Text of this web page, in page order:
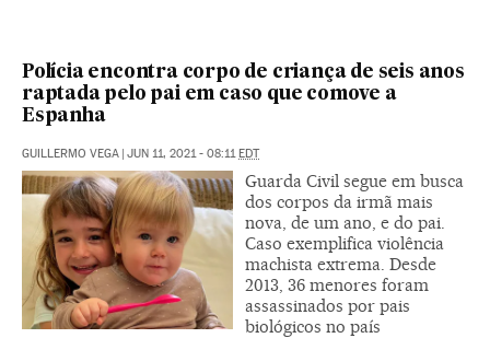
Polícia encontra corpo de criança de seis anos
raptada pelo pai em caso que comove a
Espanha
GUILLERMO VEGA | JUN 11, 2021 - 08:11EDT
Guarda Civil segue em busca
dos corpos da irmã mais
nova, de um ano, e do pai.
Caso exemplifica violência
machista extrema. Desde
2013, 36 menores foram
assassinados por pais
biológicos no país